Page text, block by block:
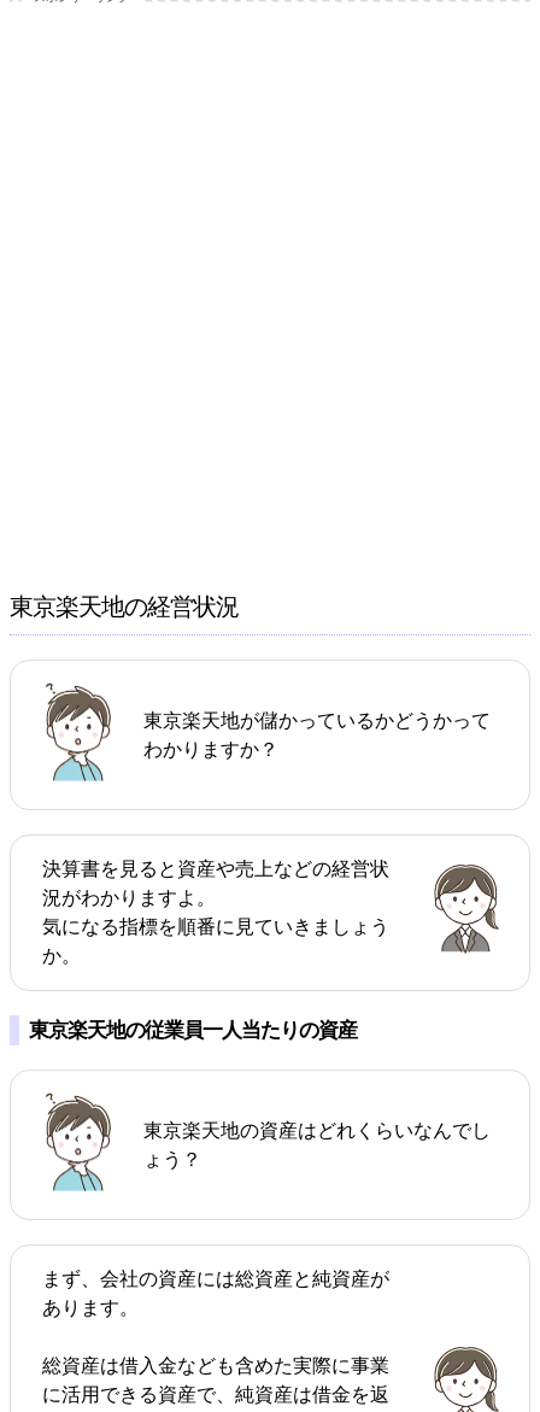
東京楽天地の経営状況
東京楽天地が儲かっているかどうかって
わかりますか？
決算書を見ると資産や売上などの経営状
況がわかりますよ。
気になる指標を順番に見ていきましょう
か。
東京楽天地の従業員一人当たりの資産
東京楽天地の資産はどれくらいなんでし
ょう？
まず、会社の資産には総資産と純資産が
あります。
総資産は借入金なども含めた実際に事業
に活用できる資産で、純資産は借金を返